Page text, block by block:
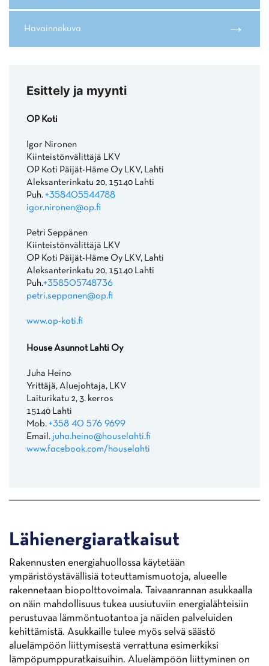
Havainnekuva →
Esittely ja myynti
OP Koti
Igor Nironen
Kiinteistönvälittäjä LKV
OP Koti Päijät-Häme Oy LKV, Lahti
Aleksanterinkatu 20, 15140 Lahti
Puh. +358405544788
igor.nironen@op.fi
Petri Seppänen
Kiinteistönvälittäjä LKV
OP Koti Päijät-Häme Oy LKV, Lahti
Aleksanterinkatu 20, 15140 Lahti
Puh.+358505748736
petri.seppanen@op.fi
www.op-koti.fi
House Asunnot Lahti Oy
Juha Heino
Yrittäjä, Aluejohtaja, LKV
Laiturikatu 2, 3. kerros
15140 Lahti
Mob. +358 40 576 9699
Email. juha.heino@houselahti.fi
www.facebook.com/houselahti
Lähienergiaratkaisut
Rakennusten energiahuollossa käytetään
ympäristöystävällisiä toteuttamismuotoja, alueelle
rakennetaan biopolttovoimala. Taivaanrannan asukkaalla
on näin mahdollisuus tukea uusiutuviin energialähteisiin
perustuvaa lämmöntuotantoa ja näiden palveluiden
kehittämistä. Asukkaille tulee myös selvä säästö
aluelämpöön liittymisestä verrattuna esimerkiksi
lämpöpumppuratkaisuihin. Aluelämpöön liittyminen on